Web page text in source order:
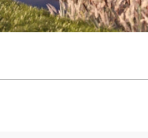
por suelo radiante y de un